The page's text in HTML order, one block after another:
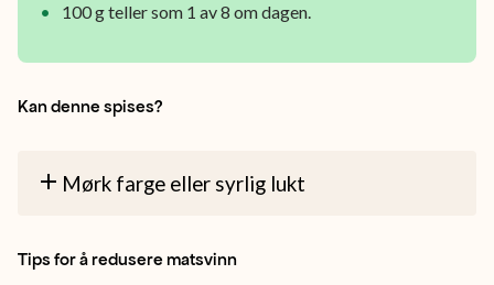
100 g teller som 1 av 8 om dagen.
Kan denne spises?
Mørk farge eller syrlig lukt
Tips for å redusere matsvinn